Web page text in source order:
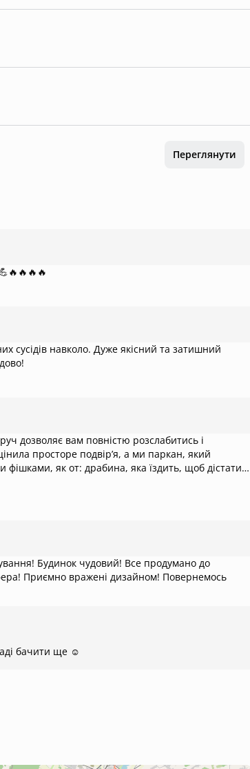
Переглянути
сусідів навколо. Дуже якісний та затишний
дозволяє вам повністю розслабитись і
просторе подвір’я, а ми паркан, який
фішками, як от: драбина, яка їздить, щоб дістати
підвішені свічки🪄 Особливо нас потішив
позитивні емоції. P.S. двічі грали
Будинок чудовий! Все продумано до
Приємно вражені дизайном! Повернемось
бачити ще ☺️